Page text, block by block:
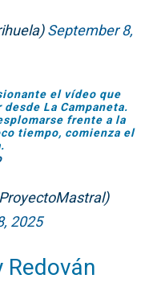
September 8,
el vídeo que
La Campaneta.
frente a la
tiempo, comienza el
2025
Redován